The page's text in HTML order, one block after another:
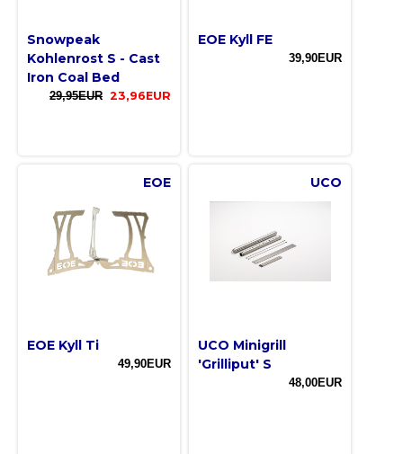
Snowpeak
Kohlenrost S - Cast
Iron Coal Bed
29,95EUR 23,96EUR
EOE Kyll FE
39,90EUR
EOE
EOE Kyll Ti
49,90EUR
UCO
UCO Minigrill
'Grilliput' S
48,00EUR